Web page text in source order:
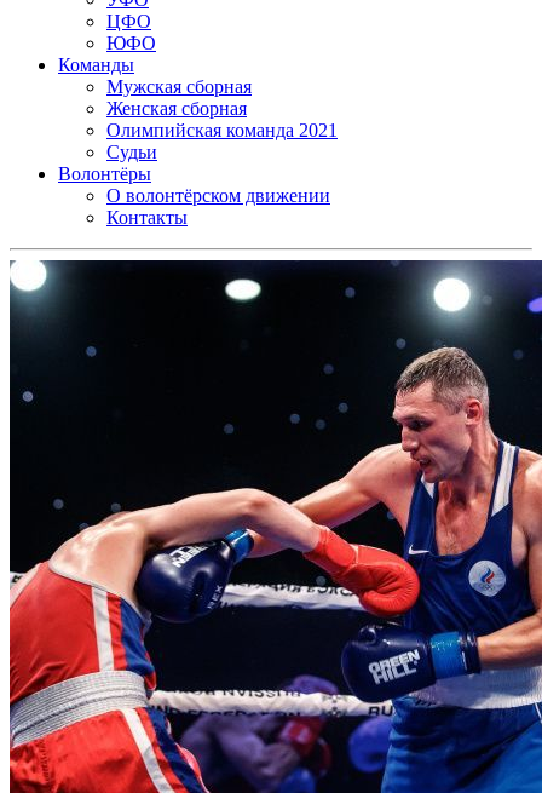
ЦФО
ЮФО
Команды
Мужская сборная
Женская сборная
Олимпийская команда 2021
Судьи
Волонтёры
О волонтёрском движении
Контакты